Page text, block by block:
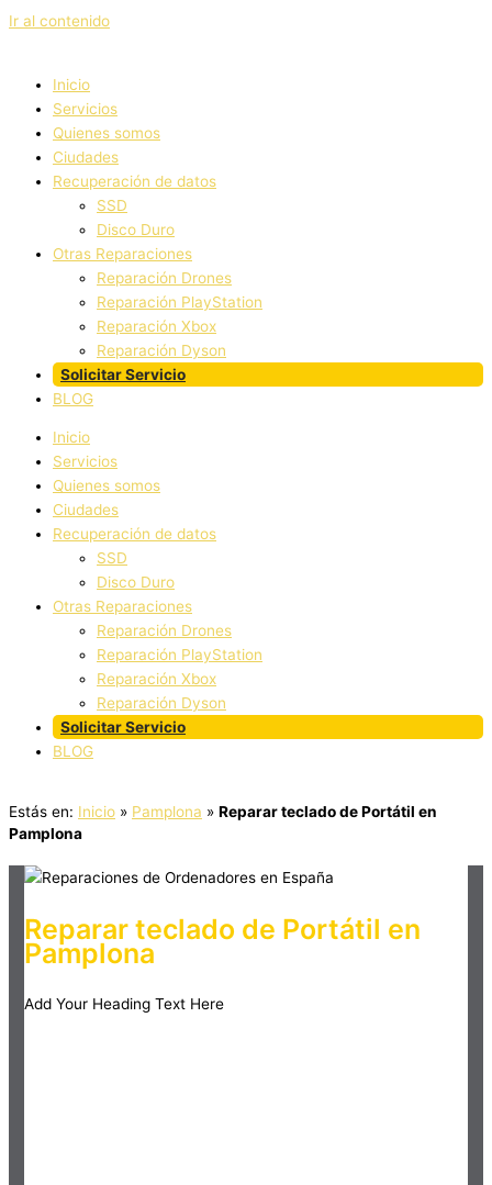
Ir al contenido
Inicio
Servicios
Quienes somos
Ciudades
Recuperación de datos
SSD
Disco Duro
Otras Reparaciones
Reparación Drones
Reparación PlayStation
Reparación Xbox
Reparación Dyson
Solicitar Servicio
BLOG
Inicio
Servicios
Quienes somos
Ciudades
Recuperación de datos
SSD
Disco Duro
Otras Reparaciones
Reparación Drones
Reparación PlayStation
Reparación Xbox
Reparación Dyson
Solicitar Servicio
BLOG
Estás en: Inicio » Pamplona » Reparar teclado de Portátil en
Pamplona
Reparar teclado de Portátil en
Pamplona
Add Your Heading Text Here